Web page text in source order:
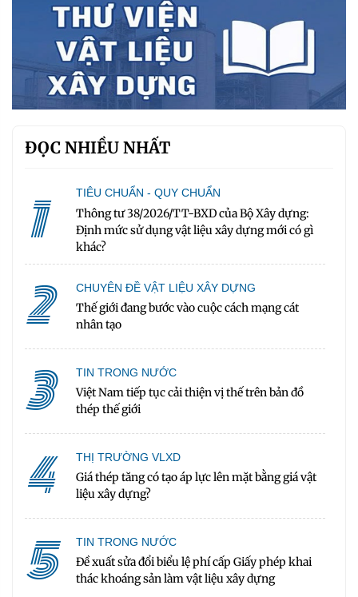
ĐỌC NHIỀU NHẤT
1 TIÊU CHUẨN - QUY CHUẨN
Thông tư 38/2026/TT-BXD của Bộ Xây dựng:
Định mức sử dụng vật liệu xây dựng mới có gì
khác?
2 CHUYÊN ĐỀ VẬT LIỆU XÂY DỰNG
Thế giới đang bước vào cuộc cách mạng cát
nhân tạo
3 TIN TRONG NƯỚC
Việt Nam tiếp tục cải thiện vị thế trên bản đồ
thép thế giới
4 THỊ TRƯỜNG VLXD
Giá thép tăng có tạo áp lực lên mặt bằng giá vật
liệu xây dựng?
5 TIN TRONG NƯỚC
Đề xuất sửa đổi biểu lệ phí cấp Giấy phép khai
thác khoáng sản làm vật liệu xây dựng